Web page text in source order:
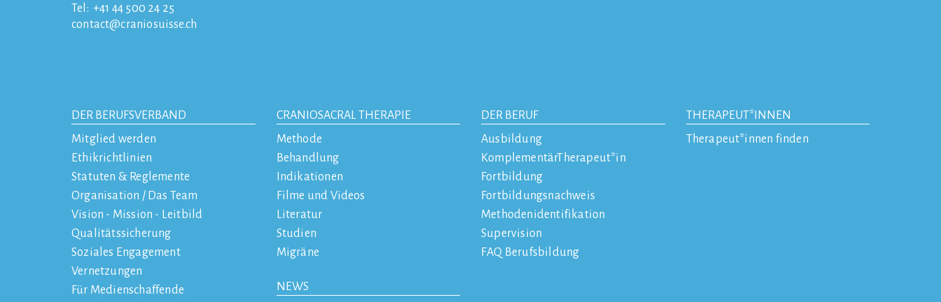
Tel: +41 44 500 24 25
contact
craniosuisse.ch
DER BERUFSVERBAND
Mitglied werden
Ethikrichtlinien
Statuten & Reglemente
Organisation / Das Team
Vision - Mission - Leitbild
Qualitätssicherung
Soziales Engagement
Vernetzungen
Für Medienschaffende
CRANIOSACRAL THERAPIE
Methode
Behandlung
Indikationen
Filme und Videos
Literatur
Studien
Migräne
NEWS
DER BERUF
Ausbildung
KomplementärTherapeut*in
Fortbildung
Fortbildungsnachweis
Methodenidentifikation
Supervision
FAQ Berufsbildung
THERAPEUT*INNEN
Therapeut*innen finden